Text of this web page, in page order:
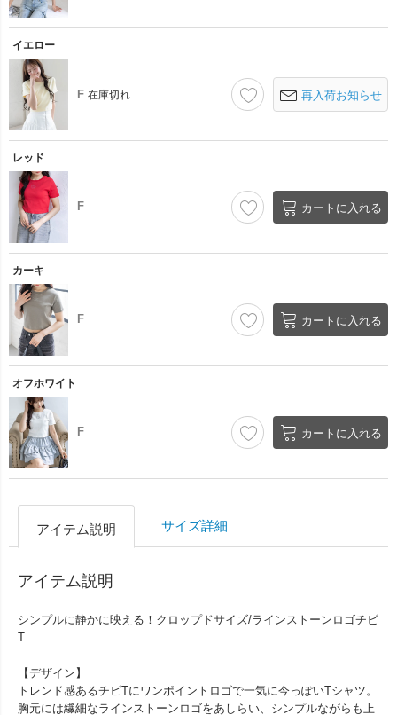
イエロー
F 在庫切れ 再入荷お知らせ
レッド
F カートに入れる
カーキ
F カートに入れる
オフホワイト
F カートに入れる
アイテム説明 サイズ詳細
アイテム説明
シンプルに静かに映える！クロップドサイズ/ラインストーンロゴチビ
T
【デザイン】
トレンド感あるチビTにワンポイントロゴで一気に今っぽいTシャツ。
胸元には繊細なラインストーンロゴをあしらい、シンプルながらも上